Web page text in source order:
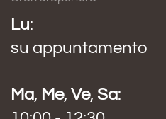
Lu:
su appuntamento
Ma, Me, Ve, Sa: